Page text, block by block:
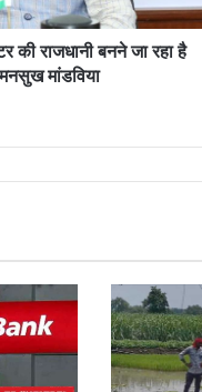
की राजधानी बनने जा रहा है
मांडविया